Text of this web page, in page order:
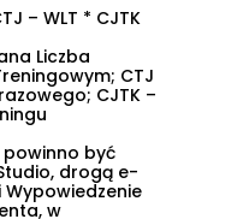
– WLT * CJTK
Liczba
CTJ
CJTK –
powinno być
drogą e-
w